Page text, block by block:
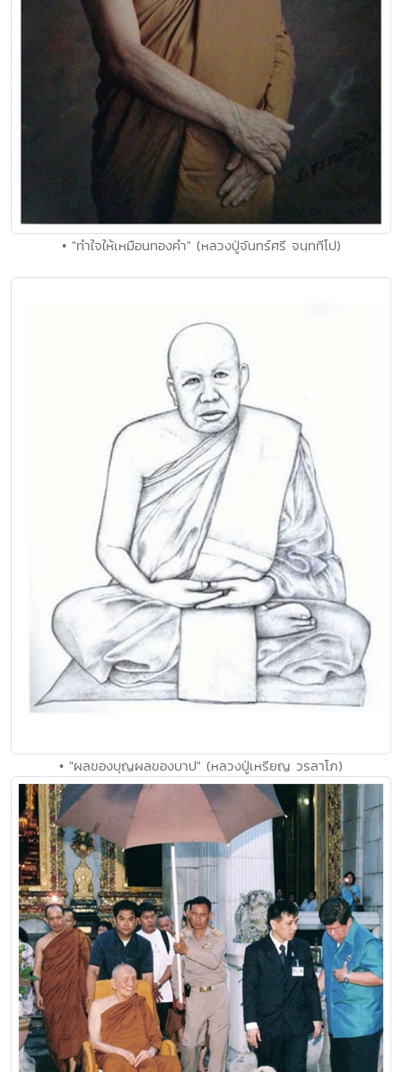
• "ทำใจให้เหมือนทองคำ" (หลวงปู่จันทร์ศรี จนฺททีโป)
• "ผลของบุญผลของบาป" (หลวงปู่เหรียญ วรลาโภ)